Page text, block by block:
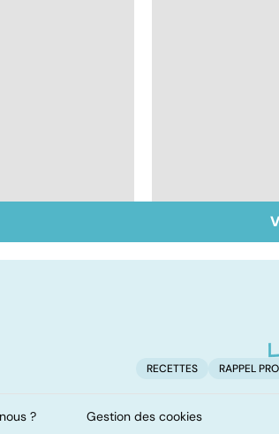
: les arts
Tout savoir
infections
RECETTES RAPPEL
?
Gestion des cookies